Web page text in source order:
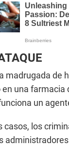
madrugada de
una farmacia
un
casos, los